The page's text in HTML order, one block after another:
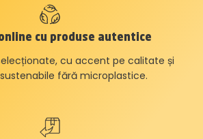
cu produse autentice
cu accent pe calitate și
fără microplastice.